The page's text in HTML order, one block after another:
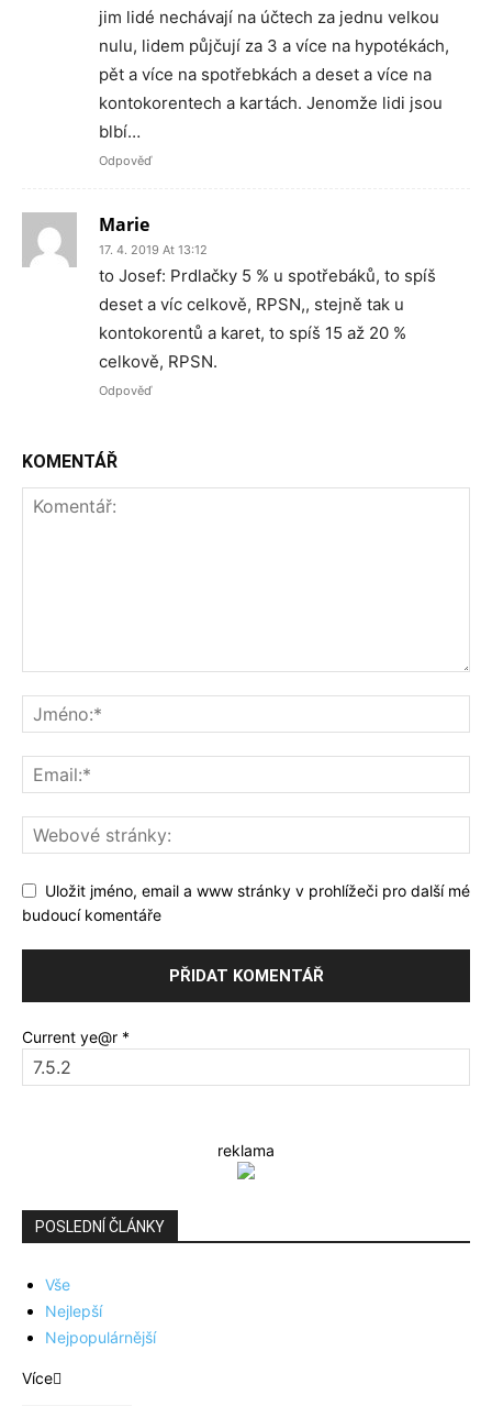
jim lidé nechávají na účtech za jednu velkou
nulu, lidem půjčují za 3 a více na hypotékách,
pět a více na spotřebkách a deset a více na
kontokorentech a kartách. Jenomže lidi jsou
blbí…
Odpověď
Marie
17. 4. 2019 At 13:12
to Josef: Prdlačky 5 % u spotřebáků, to spíš
deset a víc celkově, RPSN,, stejně tak u
kontokorentů a karet, to spíš 15 až 20 %
celkově, RPSN.
Odpověď
KOMENTÁŘ
Uložit jméno, email a www stránky v prohlížeči pro další mé
budoucí komentáře
Current ye@r *
reklama
POSLEDNÍ ČLÁNKY
Vše
Nejlepší
Nejpopulárnější
Více